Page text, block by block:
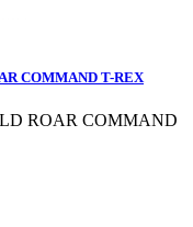
COMMAND T-REX
ROAR COMMAND